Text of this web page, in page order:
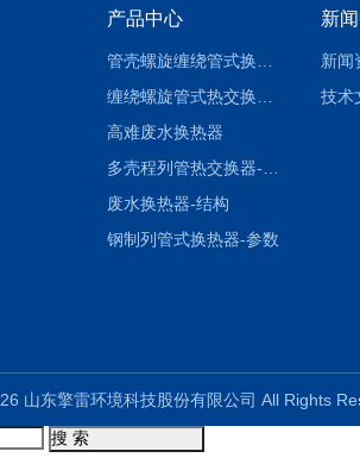
产品中心
高难废水换热器
废水换热器-结构
钢制列管式换热器-参数
新
新闻
技术
山东擎雷环境科技股份有限公司 All